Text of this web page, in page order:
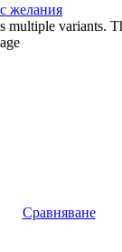
желания
multiple variants.
Сравняване